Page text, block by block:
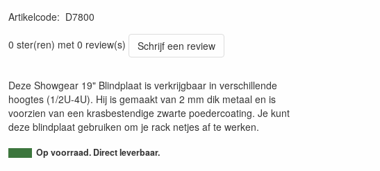
Artikelcode: D7800
0 ster(ren) met 0 review(s)
Schrijf een review
Deze Showgear 19" Blindplaat is verkrijgbaar in verschillende
hoogtes (1/2U-4U). Hij is gemaakt van 2 mm dik metaal en is
voorzien van een krasbestendige zwarte poedercoating. Je kunt
deze blindplaat gebruiken om je rack netjes af te werken.
Op voorraad. Direct leverbaar.